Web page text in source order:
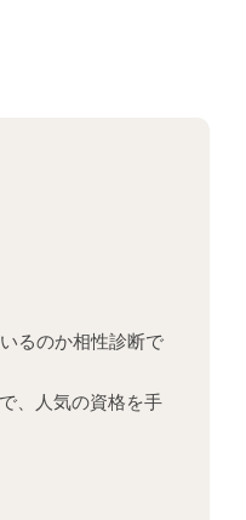
るのか相性診断で
、人気の資格を手